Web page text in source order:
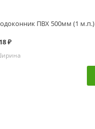
ПВХ 500мм (1 м.п.)
₽